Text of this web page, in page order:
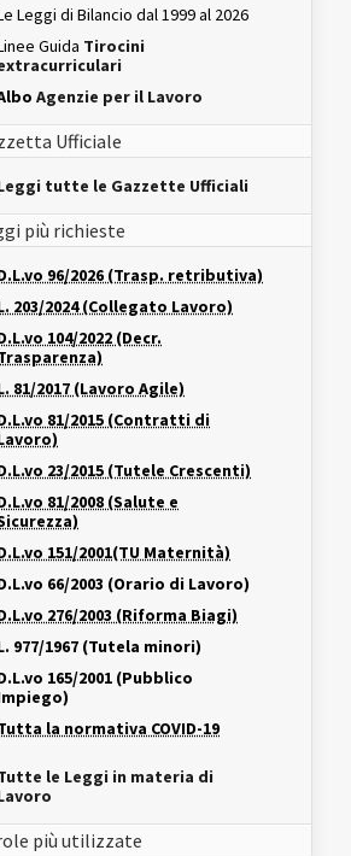
Leggi di Bilancio dal 1999 al 2026
Guida Tirocini
Agenzie per il Lavoro
Ufficiale
tutte le Gazzette Ufficiali
più richieste
96/2026 (Trasp. retributiva)
203/2024 (Collegato Lavoro)
104/2022 (Decr.
81/2017 (Lavoro Agile)
81/2015 (Contratti di
23/2015 (Tutele Crescenti)
81/2008 (Salute e
151/2001(TU Maternità)
66/2003 (Orario di Lavoro)
276/2003 (Riforma Biagi)
977/1967 (Tutela minori)
165/2001 (Pubblico
la normativa COVID-19
le Leggi in materia di
più utilizzate